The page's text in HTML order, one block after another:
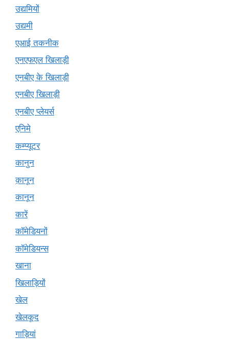
उद्यमियों
उद्यमी
एआई तकनीक
एनएफएल खिलाड़ी
एनबीए के खिलाड़ी
एनबीए खिलाड़ी
एनबीए प्लेयर्स
एनिमे
कम्प्यूटर
कानुन
क़ानून
कानून
कारें
कॉमेडियनों
कॉमेडियन्स
खाना
खिलाड़ियों
खेल
खेलकूद
गाड़ियां